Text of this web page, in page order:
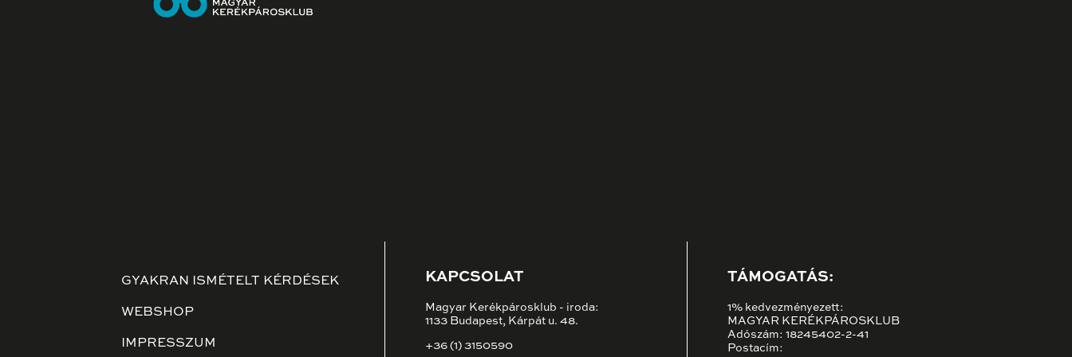
GYAKRAN ISMÉTELT KÉRDÉSEK
WEBSHOP
IMPRESSZUM
KAPCSOLAT
Magyar Kerékpárosklub - iroda:
1133 Budapest, Kárpát u. 48.
+36 (1) 3150590
TÁMOGATÁS:
1% kedvezményezett:
MAGYAR KERÉKPÁROSKLUB
Adószám: 18245402-2-41
Postacím: